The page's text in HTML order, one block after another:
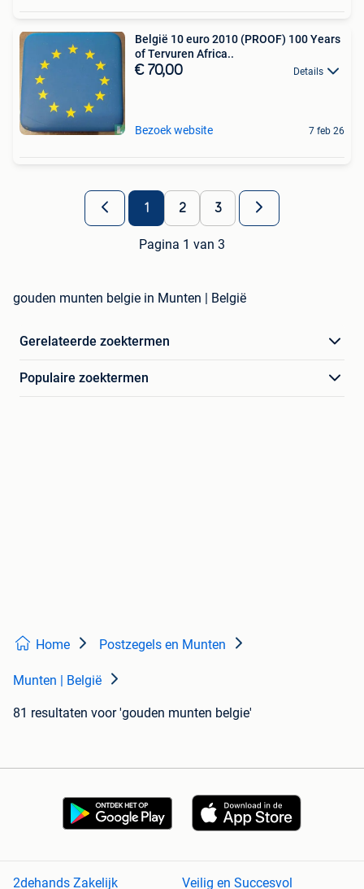
België 10 euro 2010 (PROOF) 100 Years
of Tervuren Africa..
€ 70,00 Details
Bezoek website 7 feb 26
1 2 3
Pagina 1 van 3
gouden munten belgie in Munten | België
Gerelateerde zoektermen
Populaire zoektermen
Home Postzegels en Munten
Munten | België
81 resultaten voor 'gouden munten belgie'
2dehands Zakelijk Veilig en Succesvol